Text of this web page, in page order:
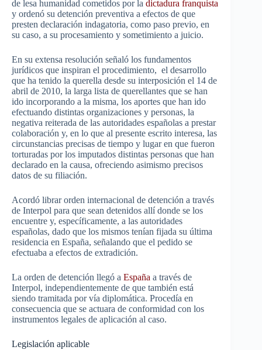
de lesa humanidad cometidos por la dictadura franquista
y ordenó su detención preventiva a efectos de que
presten declaración indagatoria, como paso previo, en
su caso, a su procesamiento y sometimiento a juicio.
En su extensa resolución señaló los fundamentos
jurídicos que inspiran el procedimiento, el desarrollo
que ha tenido la querella desde su interposición el 14 de
abril de 2010, la larga lista de querellantes que se han
ido incorporando a la misma, los aportes que han ido
efectuando distintas organizaciones y personas, la
negativa reiterada de las autoridades españolas a prestar
colaboración y, en lo que al presente escrito interesa, las
circunstancias precisas de tiempo y lugar en que fueron
torturadas por los imputados distintas personas que han
declarado en la causa, ofreciendo asimismo precisos
datos de su filiación.
Acordó librar orden internacional de detención a través
de Interpol para que sean detenidos allí donde se los
encuentre y, específicamente, a las autoridades
españolas, dado que los mismos tenían fijada su última
residencia en España, señalando que el pedido se
efectuaba a efectos de extradición.
La orden de detención llegó a España a través de
Interpol, independientemente de que también está
siendo tramitada por vía diplomática. Procedía en
consecuencia que se actuara de conformidad con los
instrumentos legales de aplicación al caso.
Legislación aplicable